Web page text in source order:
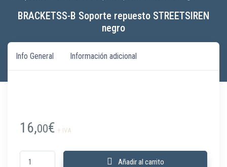
BRACKETSS-B Soporte repuesto STREETSIREN
negro
Info General Información adicional
16,00€ + IVA
BRACKETSS-B Soporte repuesto STREETSIREN negro cantidad
Añadir al carrito